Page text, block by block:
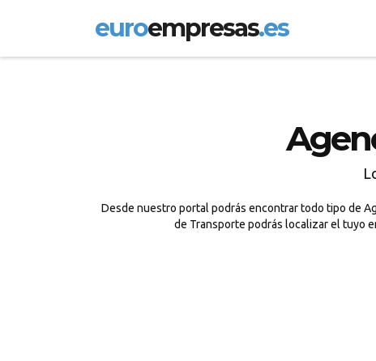
euroempresas.es
Desde nuestro portal podrás encontrar todo tipo de
de Transporte podrás localizar el tuyo